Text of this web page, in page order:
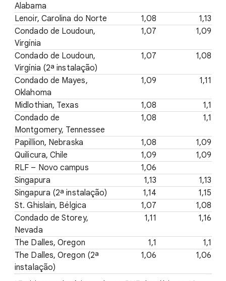
Alabama
Lenoir, Carolina do Norte 1,08
1,13
Condado de Loudoun,
Virgínia
1,07 1,09
Condado de Loudoun,
Virgínia (2ª instalação)
1,07 1,08
Condado de Mayes,
Oklahoma
1,09 1,11
Midlothian, Texas 1,08
1,1
Condado de
Montgomery, Tennessee
1,08 1,1
Papillion, Nebraska 1,08
1,09
Quilicura, Chile
1,09
1,09
RLF – Novo campus
1,06
Singapura
1,13
1,13
Singapura (2ª instalação)
1,14
1,15
St. Ghislain, Bélgica
1,07
1,08
Condado de Storey,
Nevada
1,11 1,16
The Dalles, Oregon 1,1
1,1
The Dalles, Oregon (2ª
instalação)
1,06 1,06